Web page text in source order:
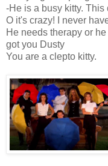
-He is a busy kitty. This
O it's crazy! I never
He needs therapy or
got you Dusty
You are a clepto kitty.